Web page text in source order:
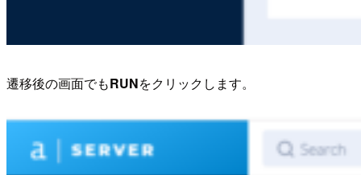
遷移後の画面でもRUNをクリックします。